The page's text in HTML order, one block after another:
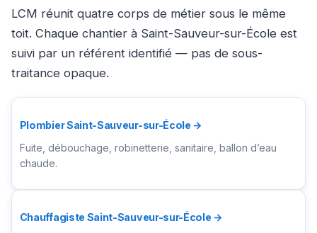
LCM réunit quatre corps de métier sous le même
toit. Chaque chantier à Saint-Sauveur-sur-École est
suivi par un référent identifié — pas de sous-
traitance opaque.
Plombier Saint-Sauveur-sur-École →
Fuite, débouchage, robinetterie, sanitaire, ballon d’eau
chaude.
Chauffagiste Saint-Sauveur-sur-École →